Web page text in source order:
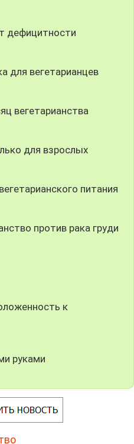
дефицитности
для вегетарианцев
вегетарианства
для взрослых
питания
против рака груди
к
руками